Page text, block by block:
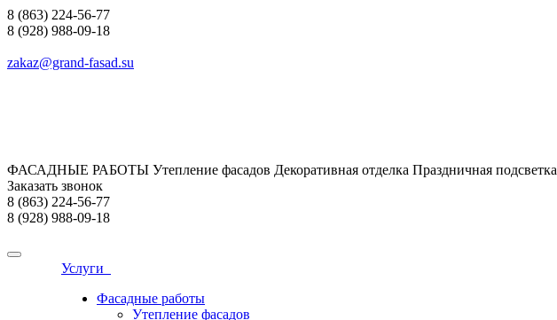
8 (863) 224-56-77
8 (928) 988-09-18
zakaz@grand-fasad.su
ФАСАДНЫЕ РАБОТЫ Утепление фасадов Декоративная отделка Праздничная подсветка
Заказать звонок
8 (863) 224-56-77
8 (928) 988-09-18
Услуги
Фасадные работы
Утепление фасадов